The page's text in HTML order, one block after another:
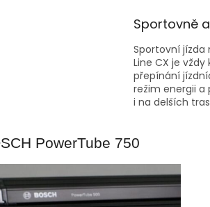
Sportovně
Sportovní jízda
Line CX je
přepínání
režim energii a
i na delších
PowerTube 750